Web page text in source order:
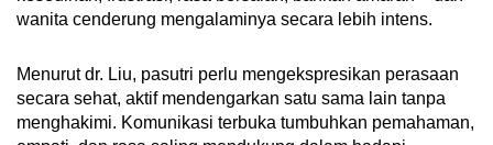
sebagian besar pilnya saya yang harus
minum," kata Phoebe. "Tapi suami ambil alih
mengurus rumah, dan dia bahkan ikut waktu
saya bilang mau mengubah pola makan
supaya peluang hamil lebih tinggi."
wanita cenderung mengalaminya secara lebih intens.
Menurut dr. Liu, pasutri perlu mengekspresikan perasaan
secara sehat, aktif mendengarkan satu sama lain tanpa
menghakimi. Komunikasi terbuka tumbuhkan pemahaman,